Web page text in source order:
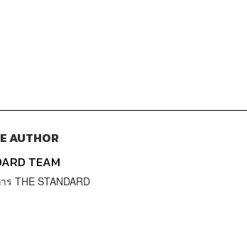
AUTHOR
TEAM
THE STANDARD